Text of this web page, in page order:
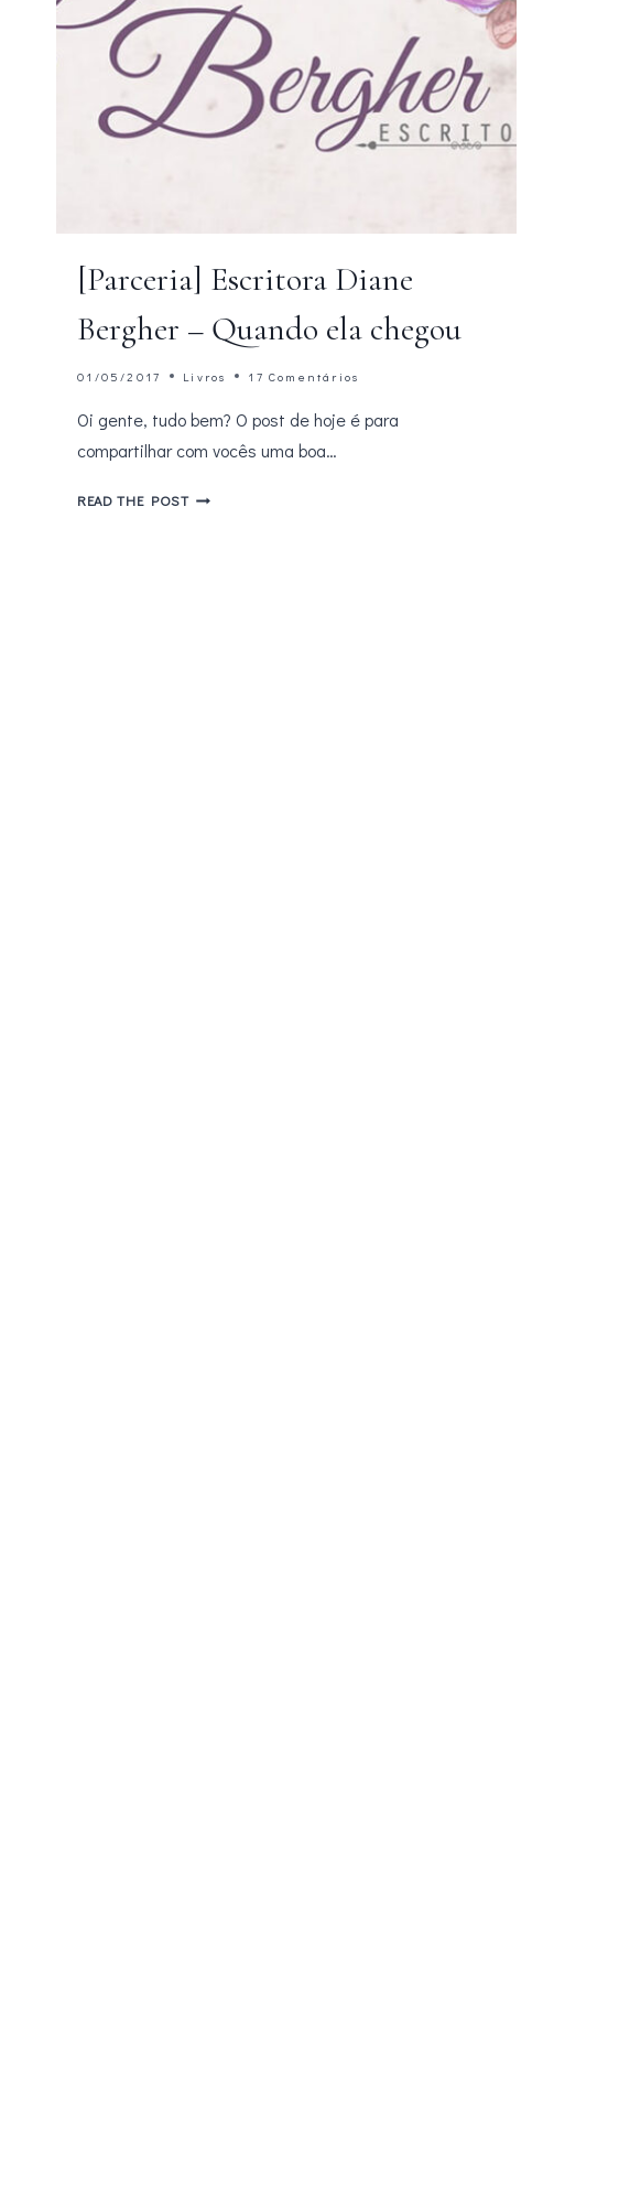
[Parceria] Escritora Diane
Bergher – Quando ela chegou
01/05/2017 Livros 17 Comentários
Oi gente, tudo bem? O post de hoje é para
compartilhar com vocês uma boa…
READ THE POST[PARCERIA]